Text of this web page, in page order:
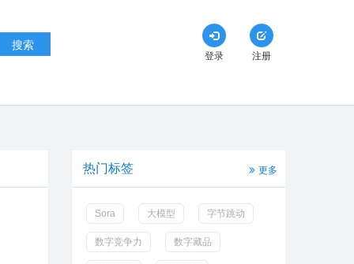
搜索
登录 注册
热门标签 更多
Sora 大模型 字节跳动
数字竞争力 数字藏品